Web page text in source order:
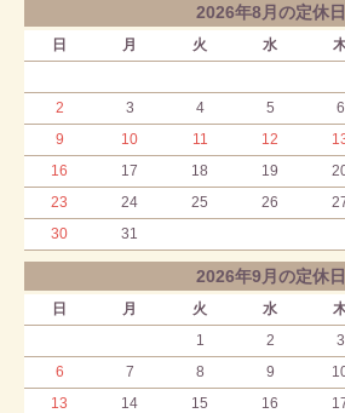
2026年8月の定休日
日 月 火 水
2
3 4 5 6
9
10 11 12
16
17 18 19
23
24 25 26
30
31
2026年9月の定休日
日 月 火 水
1
2 3
6
7 8 9
13
14 15 16